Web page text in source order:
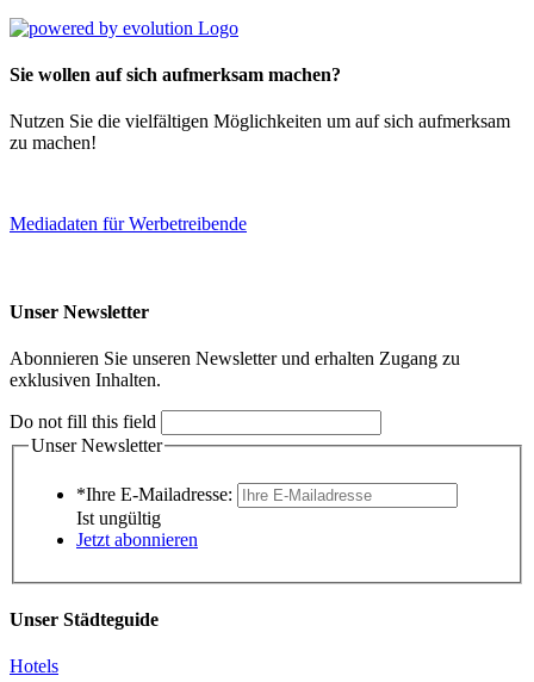
Sie wollen auf sich aufmerksam machen?
Nutzen Sie die vielfältigen Möglichkeiten um auf sich aufmerksam
zu machen!
Mediadaten für Werbetreibende
Unser Newsletter
Abonnieren Sie unseren Newsletter und erhalten Zugang zu
exklusiven Inhalten.
Do not fill this field
Unser Newsletter
*Ihre E-Mailadresse:
Ist ungültig
Jetzt abonnieren
Unser Städteguide
Hotels